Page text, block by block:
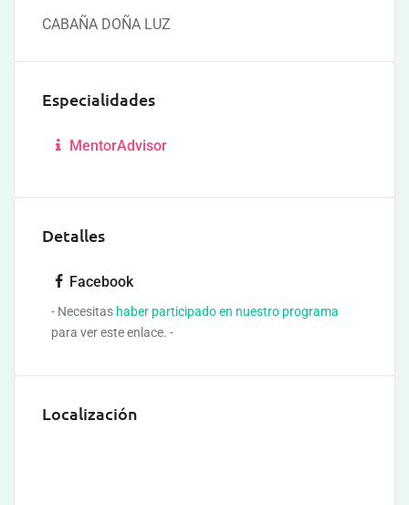
CABAÑA DOÑA LUZ
Especialidades
MentorAdvisor
Detalles
Facebook
- Necesitas haber participado en nuestro programa
para ver este enlace. -
Localización